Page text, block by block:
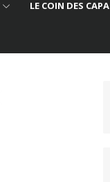
LE COIN DES CAPA